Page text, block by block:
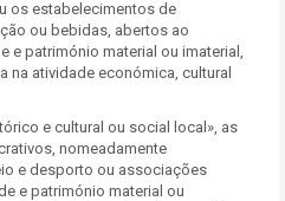
os estabelecimentos de
ou bebidas, abertos ao
e património material ou imaterial,
na atividade económica, cultural
e cultural ou social local», as
nomeadamente
e desporto ou associações
e património material ou